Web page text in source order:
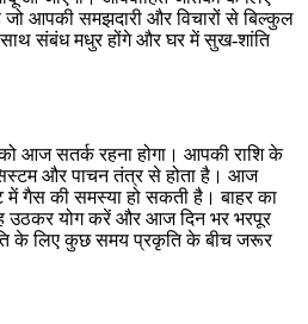
आपकी समझदारी और विचारों से बिल्कुल
साथ संबंध मधुर होंगे और घर में सुख-शांति
आज सतर्क रहना होगा। आपकी राशि के
और पाचन तंत्र से होता है। आज
में गैस की समस्या हो सकती है। बाहर का
उठकर योग करें और आज दिन भर भरपूर
के लिए कुछ समय प्रकृति के बीच जरूर